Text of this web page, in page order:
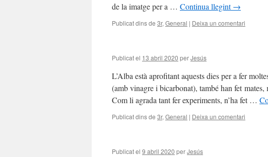
de la imatge per a … Continua llegint→
Publicat dins de 3r, General | Deixa un comentari
Publicat el 13 abril 2020 perJesús
L’Alba està aprofitant aquests dies per a fer
(amb vinagre i bicarbonat), també han fet
Com li agrada tant fer experiments, n’ha fet …
Publicat dins de 3r, General | Deixa un comentari
Publicat el 9 abril 2020 perJesús